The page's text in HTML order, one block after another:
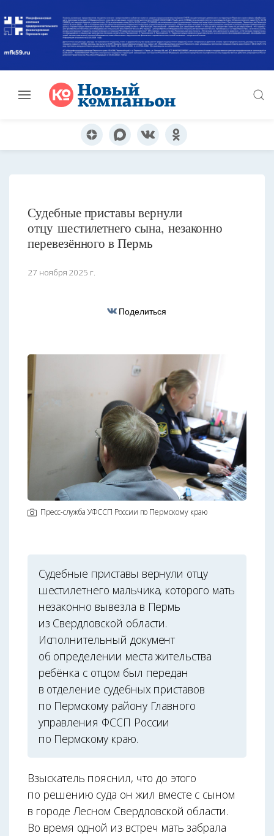
Судебные приставы вернули
отцу шестилетнего сына, незаконно
перевезённого в Пермь
27 ноября 2025 г.
Поделиться
Пресс-служба УФССП России по Пермскому краю
Судебные приставы вернули отцу
шестилетнего мальчика, которого мать
незаконно вывезла в Пермь
из Свердловской области.
Исполнительный документ
об определении места жительства
ребёнка с отцом был передан
в отделение судебных приставов
по Пермскому району Главного
управления ФССП России
по Пермскому краю.
Взыскатель пояснил, что до этого
по решению суда он жил вместе с сыном
в городе Лесном Свердловской области.
Во время одной из встреч мать забрала